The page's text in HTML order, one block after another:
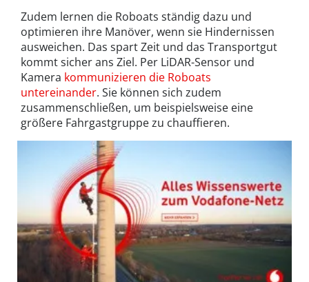
Zudem lernen die Roboats ständig dazu und
optimieren ihre Manöver, wenn sie Hindernissen
ausweichen. Das spart Zeit und das Transportgut
kommt sicher ans Ziel. Per LiDAR-Sensor und
Kamera kommunizieren die Roboats
untereinander. Sie können sich zudem
zusammenschließen, um beispielsweise eine
größere Fahrgastgruppe zu chauffieren.